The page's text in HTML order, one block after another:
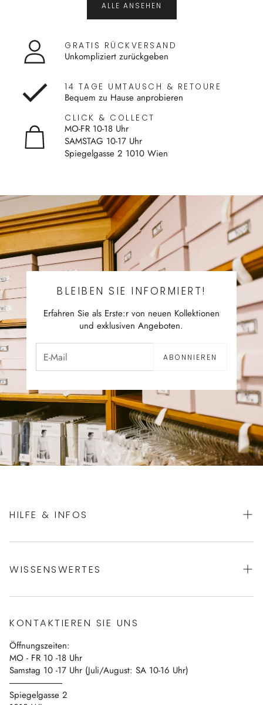
ALLE ANSEHEN
GRATIS RÜCKVERSAND
Unkompliziert zurückgeben
14 TAGE UMTAUSCH & RETOURE
Bequem zu Hause anprobieren
CLICK & COLLECT
MO-FR 10-18 Uhr
SAMSTAG 10-17 Uhr
Spiegelgasse 2 1010 Wien
BLEIBEN SIE INFORMIERT!
Erfahren Sie als Erste:r von neuen Kollektionen
und exklusiven Angeboten.
ABONNIEREN
HILFE & INFOS
Datenschutz
Impressum
Vertrag widerrufen
WISSENSWERTES
Blog
Kontakt
KONTAKTIEREN SIE UNS
Öffnungszeiten:
MO - FR 10 -18 Uhr
Samstag 10 -17 Uhr (Juli/August: SA 10-16 Uhr)
------------------------------
Spiegelgasse 2